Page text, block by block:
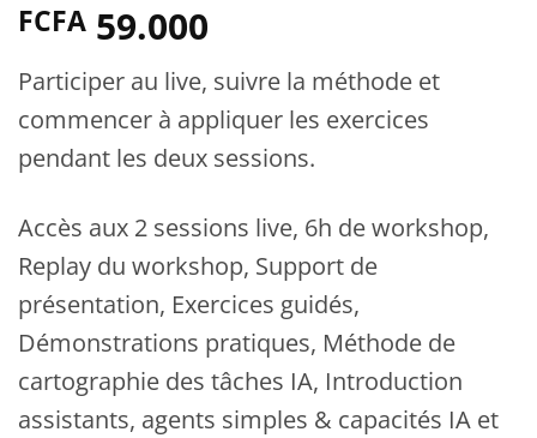
FCFA 59.000
Participer au live, suivre la méthode et
commencer à appliquer les exercices
pendant les deux sessions.
Accès aux 2 sessions live, 6h de workshop,
Replay du workshop, Support de
présentation, Exercices guidés,
Démonstrations pratiques, Méthode de
cartographie des tâches IA, Introduction
assistants, agents simples & capacités IA et